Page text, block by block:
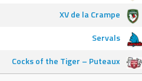
XV de la Crampe
Servals
Cocks of the Tiger – Puteaux